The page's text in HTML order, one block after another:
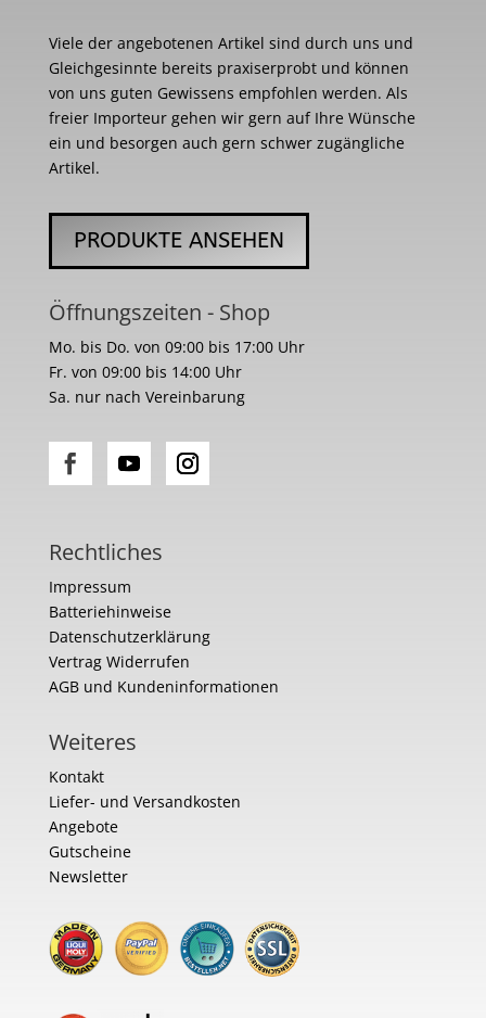
Viele der angebotenen Artikel sind durch uns und
Gleichgesinnte bereits praxiserprobt und können
von uns guten Gewissens empfohlen werden. Als
freier Importeur gehen wir gern auf Ihre Wünsche
ein und besorgen auch gern schwer zugängliche
Artikel.
PRODUKTE ANSEHEN
Öffnungszeiten - Shop
Mo. bis Do. von 09:00 bis 17:00 Uhr
Fr. von 09:00 bis 14:00 Uhr
Sa. nur nach Vereinbarung
Rechtliches
Impressum
Batteriehinweise
Datenschutzerklärung
Vertrag Widerrufen
AGB und Kundeninformationen
Weiteres
Kontakt
Liefer- und Versandkosten
Angebote
Gutscheine
Newsletter